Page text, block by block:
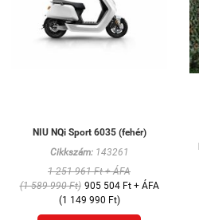
NIU NQi Sport 6035 (fehér)
Cikkszám:143261
1 251 961 Ft + ÁFA
(1 589 990 Ft) 905 504 Ft + ÁFA
(1 149 990 Ft)